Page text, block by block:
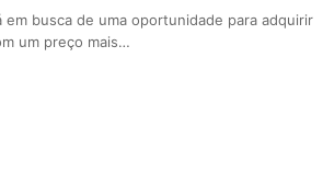
em busca de uma oportunidade para adquirir
um preço mais…